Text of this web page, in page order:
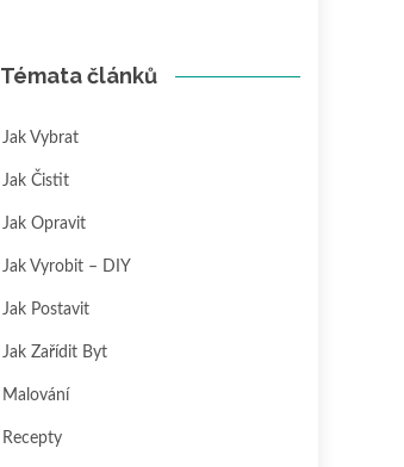
Témata článků
Jak Vybrat
Jak Čistit
Jak Opravit
Jak Vyrobit – DIY
Jak Postavit
Jak Zařídit Byt
Malování
Recepty